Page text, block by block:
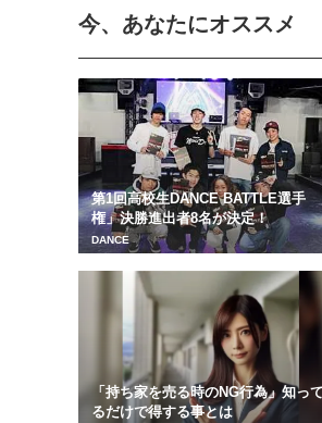
今、あなたにオススメ
第1回高校生DANCE BATTLE選手
権」決勝進出者8名が決定！
DANCE
「持ち家を売る時のNG行為」知って
るだけで得する事とは